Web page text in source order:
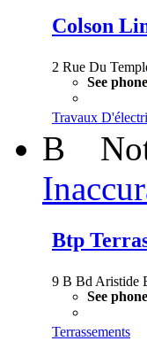
Colson
2 Rue Du
See phone
Travaux
B
Btp
9 B Bd Aristide
See phone
Terrassements